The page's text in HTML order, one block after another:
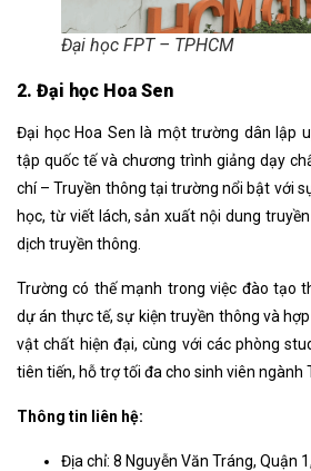
Đại học FPT – TPHCM
2. Đại học Hoa Sen
Đại học Hoa Sen là một trường dân lập
tập quốc tế và chương trình giảng dạy
chí – Truyền thông tại trường nổi bật với
học, từ viết lách, sản xuất nội dung
dịch truyền thông.
Trường có thế mạnh trong việc đào tạo
dự án thực tế, sự kiện truyền thông và
vật chất hiện đại, cùng với các phòng
tiên tiến, hỗ trợ tối đa cho sinh viên ngành
Thông tin liên hệ:
Địa chỉ: 8 Nguyễn Văn Tráng, Quận